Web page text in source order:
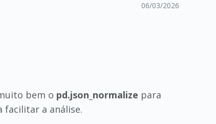
06/03/2026
bem o pd.json_normalize para
facilitar a análise.